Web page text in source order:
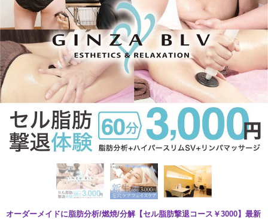
オーダーメイドに脂肪分析/燃焼/分解【セル脂肪撃退コース￥3000】最新